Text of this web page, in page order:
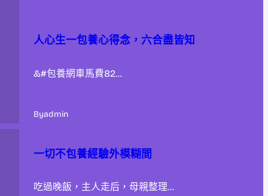
人心生一包養心得念，六合盡皆知
&#包養網車馬費82…
Byadmin
一切不包養經驗外模糊間
吃過晚飯，主人走后，母親整理…